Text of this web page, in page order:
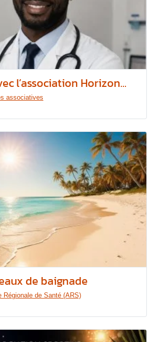
l’association Horizon...
associatives
de baignade
Régionale de Santé (ARS)